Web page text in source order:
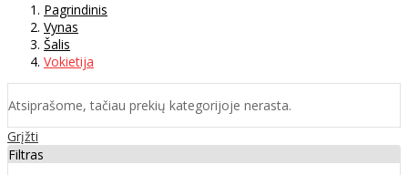
Pagrindinis
Vynas
Šalis
Vokietija
Atsiprašome, tačiau prekių kategorijoje nerasta.
Grįžti
Filtras